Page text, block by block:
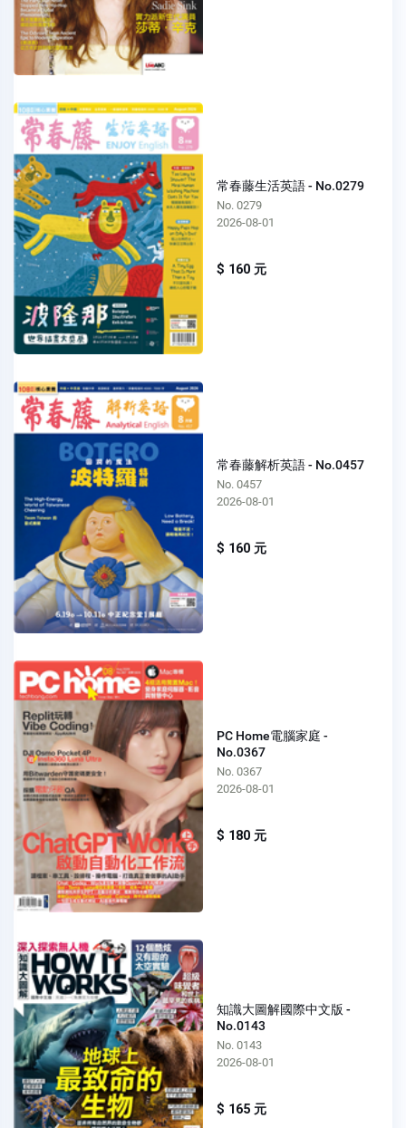
常春藤生活英語 - No.0279
No. 0279
2026-08-01
$ 160 元
常春藤解析英語 - No.0457
No. 0457
2026-08-01
$ 160 元
PC Home電腦家庭 -
No.0367
No. 0367
2026-08-01
$ 180 元
知識大圖解國際中文版 -
No.0143
No. 0143
2026-08-01
$ 165 元